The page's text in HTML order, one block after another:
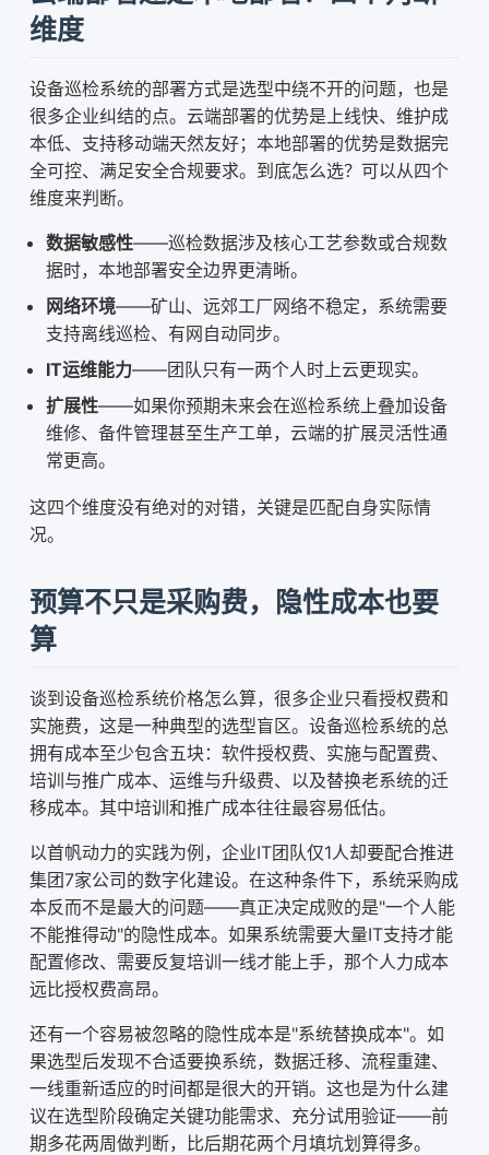
维度
设备巡检系统的部署方式是选型中绕不开的问题，也是
很多企业纠结的点。云端部署的优势是上线快、维护成
本低、支持移动端天然友好；本地部署的优势是数据完
全可控、满足安全合规要求。到底怎么选？可以从四个
维度来判断。
数据敏感性——巡检数据涉及核心工艺参数或合规数
据时，本地部署安全边界更清晰。
网络环境——矿山、远郊工厂网络不稳定，系统需要
支持离线巡检、有网自动同步。
IT运维能力——团队只有一两个人时上云更现实。
扩展性——如果你预期未来会在巡检系统上叠加设备
维修、备件管理甚至生产工单，云端的扩展灵活性通
常更高。
这四个维度没有绝对的对错，关键是匹配自身实际情
况。
预算不只是采购费，隐性成本也要
算
谈到设备巡检系统价格怎么算，很多企业只看授权费和
实施费，这是一种典型的选型盲区。设备巡检系统的总
拥有成本至少包含五块：软件授权费、实施与配置费、
培训与推广成本、运维与升级费、以及替换老系统的迁
移成本。其中培训和推广成本往往最容易低估。
以首帆动力的实践为例，企业IT团队仅1人却要配合推进
集团7家公司的数字化建设。在这种条件下，系统采购成
本反而不是最大的问题——真正决定成败的是"一个人能
不能推得动"的隐性成本。如果系统需要大量IT支持才能
配置修改、需要反复培训一线才能上手，那个人力成本
远比授权费高昂。
还有一个容易被忽略的隐性成本是"系统替换成本"。如
果选型后发现不合适要换系统，数据迁移、流程重建、
一线重新适应的时间都是很大的开销。这也是为什么建
议在选型阶段确定关键功能需求、充分试用验证——前
期多花两周做判断，比后期花两个月填坑划算得多。